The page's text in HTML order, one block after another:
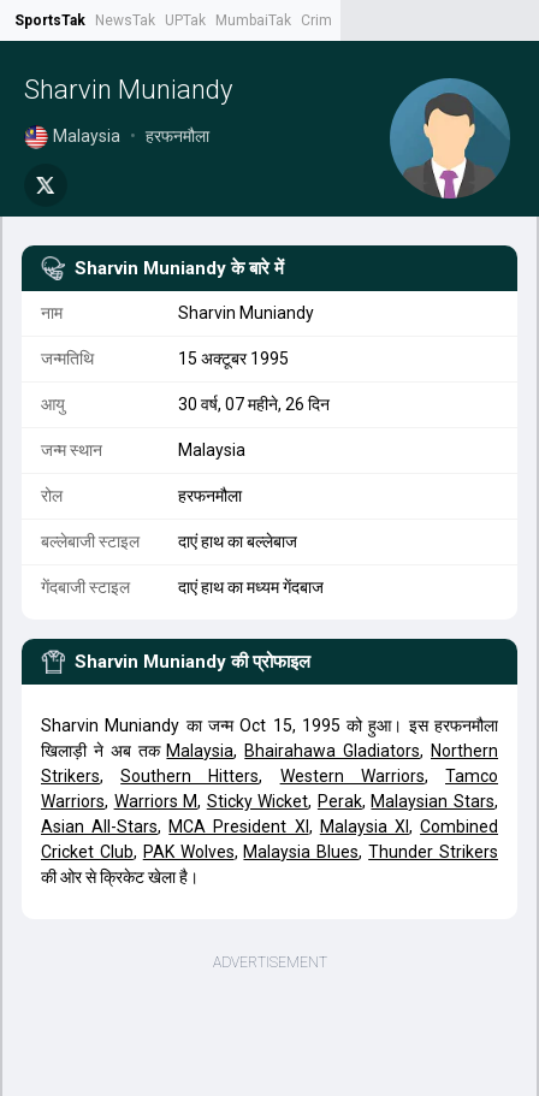
SportsTak NewsTak UPTak MumbaiTak CrimeTak
Sharvin Muniandy
Malaysia • हरफनमौला
Sharvin Muniandy के बारे में
नाम Sharvin Muniandy
जन्मतिथि 15 अक्टूबर 1995
आयु 30 वर्ष, 07 महीने, 26 दिन
जन्म स्थान Malaysia
रोल हरफनमौला
बल्लेबाजी स्टाइल दाएं हाथ का बल्लेबाज
गेंदबाजी स्टाइल दाएं हाथ का मध्यम गेंदबाज
Sharvin Muniandy की प्रोफाइल
Sharvin Muniandy का जन्म Oct 15, 1995 को हुआ। इस हरफनमौला
खिलाड़ी ने अब तक Malaysia, Bhairahawa Gladiators, Northern
Strikers,Southern Hitters, Western Warriors,Tamco
Warriors, Warriors M, Sticky Wicket, Perak, Malaysian Stars,
Asian All-Stars, MCA President XI , Malaysia XI ,Combined
Cricket Club, PAK Wolves, Malaysia Blues,Thunder Strikers
की ओर से क्रिकेट खेला है।